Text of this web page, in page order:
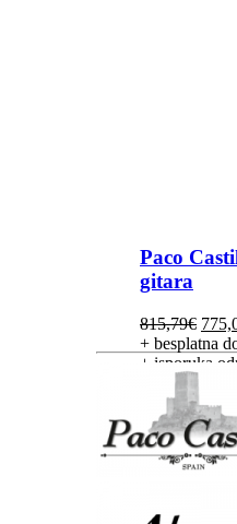
Paco
gitara
815,79€
bila
+ besplatna
+ isporuka